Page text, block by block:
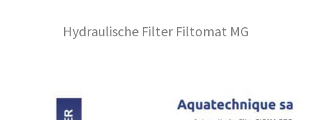
Hydraulische Filter Filtomat MG